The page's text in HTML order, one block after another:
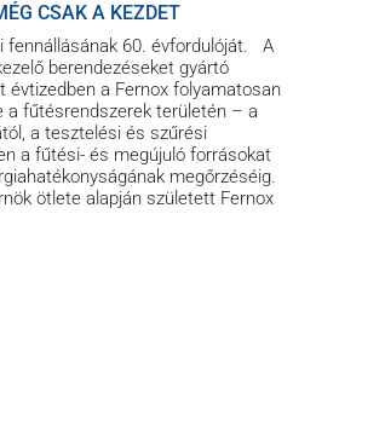
CSAK A KEZDET
fennállásának 60. évfordulóját. A
berendezéseket gyártó
évtizedben a Fernox folyamatosan
fűtésrendszerek területén – a
a tesztelési és szűrési
a fűtési- és megújuló forrásokat
megőrzéséig.
ötlete alapján született Fernox